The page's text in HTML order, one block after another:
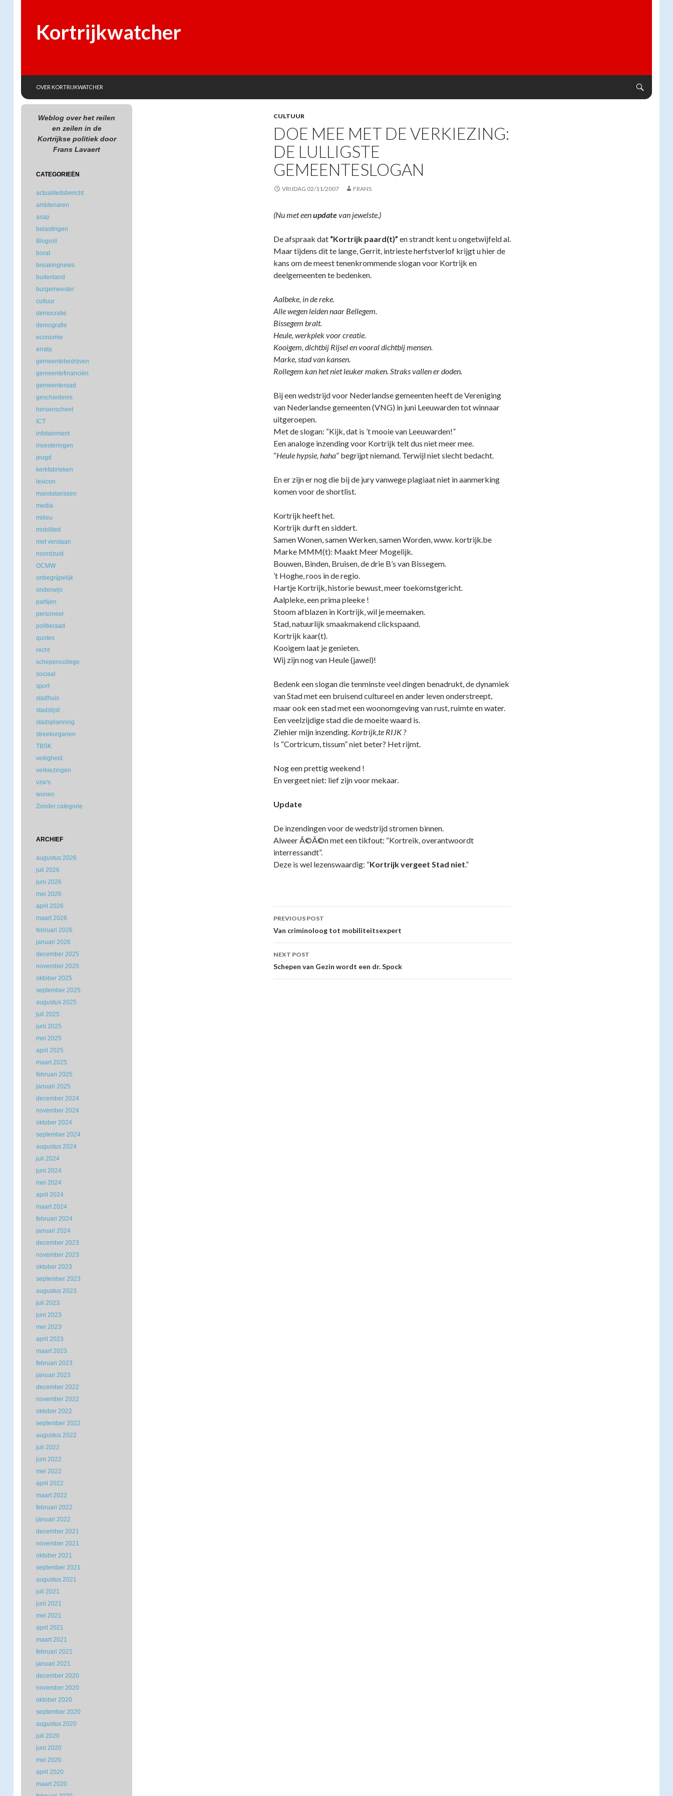
Kortrijkwatcher
OVER KORTRIJKWATCHER
CULTUUR
DOE MEE MET DE VERKIEZING:
DE LULLIGSTE
GEMEENTESLOGAN
VRIJDAG 02/11/2007 FRANS
(Nu met eenupdatevan jewelste.)
De afspraak dat “Kortrijk paard(t)” en strandt kent u ongetwijfeld al.
Maar tijdens dit te lange, Gerrit, intrieste herfstverlof krijgt u hier de
kans om de meest tenenkrommende slogan voor Kortrijk en
deelgemeenten te bedenken.
Aalbeke, in de reke.
Alle wegen leiden naar Bellegem.
Bissegem bralt.
Heule, werkplek voor creatie.
Kooigem, dichtbij Rijsel en vooral dichtbij mensen.
Marke, stad van kansen.
Rollegem kan het niet leuker maken. Straks vallen er doden.
Bij een wedstrijd voor Nederlandse gemeenten heeft de Vereniging
van Nederlandse gemeenten (VNG) in juni Leeuwarden tot winnaar
uitgeroepen.
Met de slogan: “Kijk, dat is ’t mooie van Leeuwarden!”
Een analoge inzending voor Kortrijk telt dus niet meer mee.
“Heule hypsie, haha” begrijpt niemand. Terwijl niet slecht bedacht.
En er zijn er nog die bij de jury vanwege plagiaat niet in aanmerking
komen voor de shortlist.
Kortrijk heeft het.
Kortrijk durft en siddert.
Samen Wonen, samen Werken, samen Worden, www. kortrijk.be
Marke MMM(t): Maakt Meer Mogelijk.
Bouwen, Binden, Bruisen, de drie B’s van Bissegem.
’t Hoghe, roos in de regio.
Hartje Kortrijk, historie bewust, meer toekomstgericht.
Aalpleke, een prima pleeke !
Stoom afblazen in Kortrijk, wil je meemaken.
Stad, natuurlijk smaakmakend clickspaand.
Kortrijk kaar(t).
Kooigem laat je genieten.
Wij zijn nog van Heule (jawel)!
Bedenk een slogan die tenminste veel dingen benadrukt, de dynamiek
van Stad met een bruisend cultureel en ander leven onderstreept,
maar ook een stad met een woonomgeving van rust, ruimte en water.
Een veelzijdige stad die de moeite waard is.
Ziehier mijn inzending. Kortrijk,te RIJK ?
Is “Cortricum, tissum” niet beter? Het rijmt.
Nog een prettig weekend !
En vergeet niet: lief zijn voor mekaar.
Update
De inzendingen voor de wedstrijd stromen binnen.
Alweer Ã©Ã©n met een tikfout: “Kortreik, overantwoordt
interressandt”.
Deze is wel lezenswaardig: “Kortrijk vergeet Stad niet.”
Post
navigation
PREVIOUS POST
Van criminoloog tot mobiliteitsexpert
NEXT POST
Schepen van Gezin wordt een dr. Spock
Weblog over het reilen
en zeilen in de
Kortrijkse politiek door
Frans Lavaert
CATEGORIEËN
actualiteitsbericht
ambtenaren
asap
belastingen
Blogroll
borat
breakingnews
buitenland
burgemeester
cultuur
democratie
demografie
economie
errata
gemeentebedrijven
gemeentefinanciën
gemeenteraad
geschiedenis
hersenscheet
ICT
infotainment
investeringen
jeugd
kerkfabrieken
lexicon
mandatarissen
media
milieu
mobiliteit
niet verstaan
noordzuid
OCMW
onbegrijpelijk
onderwijs
partijen
personeel
politieraad
quotes
recht
schepencollege
sociaal
sport
stadhuis
stadslijst
stadsplanning
streekorganen
TBSK
veiligheid
verkiezingen
vzw's
wonen
Zonder categorie
ARCHIEF
augustus 2026
juli 2026
juni 2026
mei 2026
april 2026
maart 2026
februari 2026
januari 2026
december 2025
november 2025
oktober 2025
september 2025
augustus 2025
juli 2025
juni 2025
mei 2025
april 2025
maart 2025
februari 2025
januari 2025
december 2024
november 2024
oktober 2024
september 2024
augustus 2024
juli 2024
juni 2024
mei 2024
april 2024
maart 2024
februari 2024
januari 2024
december 2023
november 2023
oktober 2023
september 2023
augustus 2023
juli 2023
juni 2023
mei 2023
april 2023
maart 2023
februari 2023
januari 2023
december 2022
november 2022
oktober 2022
september 2022
augustus 2022
juli 2022
juni 2022
mei 2022
april 2022
maart 2022
februari 2022
januari 2022
december 2021
november 2021
oktober 2021
september 2021
augustus 2021
juli 2021
juni 2021
mei 2021
april 2021
maart 2021
februari 2021
januari 2021
december 2020
november 2020
oktober 2020
september 2020
augustus 2020
juli 2020
juni 2020
mei 2020
april 2020
maart 2020